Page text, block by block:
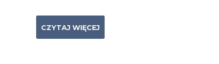
CZYTAJ WIĘCEJ